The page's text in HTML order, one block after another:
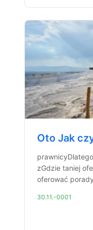
Oto Jak
zGdzie taniej
oferować
30.11.-0001